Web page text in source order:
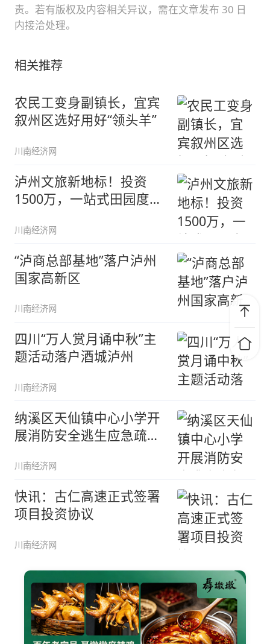
责。若有版权及内容相关异议，需在文章发布 30 日
内接洽处理。
相关推荐
农民工变身副镇长，宜宾
叙州区选好用好“领头羊”
川南经济网
泸州文旅新地标！投资
1500万，一站式田园度假
川南经济网
“泸商总部基地”落户泸州
国家高新区
川南经济网
四川“万人赏月诵中秋”主
题活动落户酒城泸州
川南经济网
纳溪区天仙镇中心小学开
展消防安全逃生应急疏散
川南经济网
快讯：古仁高速正式签署
项目投资协议
川南经济网